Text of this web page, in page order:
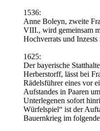
1536:
Anne Boleyn, zweite
VIII., wird gemeinsam
Hochverrats und
1625:
Der bayerische
Herberstorff, lässt bei
Rädelsführer eines vor
Aufstandes in Paaren
Unterlegenen sofort
Würfelspiel“ ist der
Bauernkrieg im